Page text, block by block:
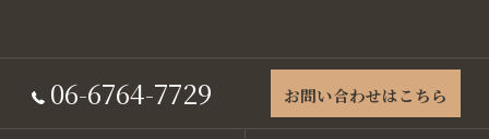
06-6764-7729 お問い合わせはこちら